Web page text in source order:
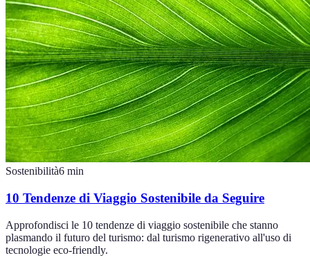
Sostenibilità6 min
10 Tendenze di Viaggio Sostenibile da Seguire
Approfondisci le 10 tendenze di viaggio sostenibile che stanno
plasmando il futuro del turismo: dal turismo rigenerativo all'uso di
tecnologie eco-friendly.